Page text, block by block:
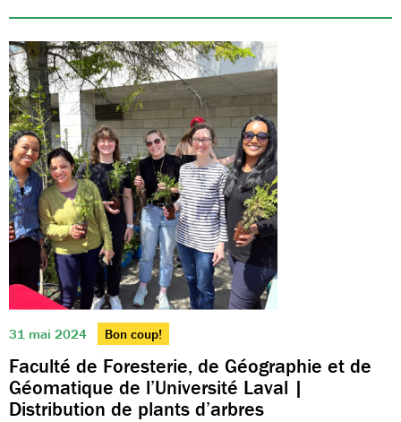
31 mai 2024 Bon coup!
Faculté de Foresterie, de Géographie et de
Géomatique de l’Université Laval |
Distribution de plants d’arbres